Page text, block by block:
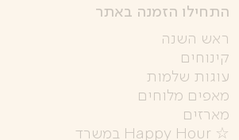
התחילו הזמנה באתר
ראש השנה
קינוחים
עוגות שלמות
מאפים מלוחים
מארזים
☆ Happy Hour במשרד